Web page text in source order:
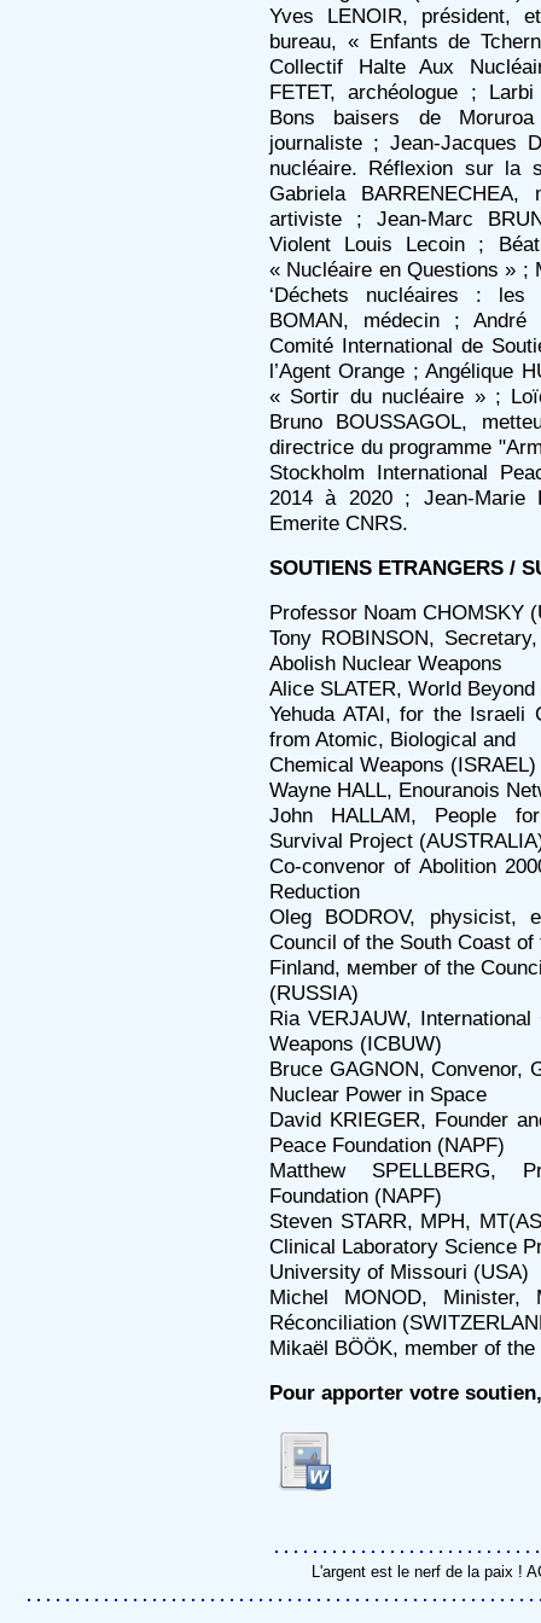
Yves LENOIR, président,
bureau, « Enfants de
Collectif Halte Aux
FETET, archéologue ;
Bons baisers de
journaliste ; Jean-Jacques
nucléaire. Réflexion sur la
Gabriela
artiviste ; Jean-Marc
Violent Louis Lecoin ;
« Nucléaire en Questions » ;
‘Déchets nucléaires : les
BOMAN, médecin ; André
Comité International de
l’Agent Orange ; Angélique
« Sortir du nucléaire » ;
Bruno BOUSSAGOL,
directrice du programme
Stockholm International
2014 à 2020 ; Jean-Marie
Emerite CNRS.
SOUTIENS ETRANGERS /
Professor Noam CHOMSKY
Tony ROBINSON,
Abolish Nuclear Weapons
Alice SLATER, World
Yehuda ATAI, for the Israeli
from Atomic, Biological and
Chemical Weapons (ISRAEL)
Wayne HALL, Enouranois
John HALLAM, People
Survival Project
Co-convenor of Abolition
Reduction
Oleg BODROV, physicist,
Council of the South Coast of
Finland, мember of the
(RUSSIA)
Ria VERJAUW,
Weapons (ICBUW)
Bruce GAGNON, Convenor,
Nuclear Power in Space
David KRIEGER, Founder
Peace Foundation (NAPF)
Matthew SPELLBERG,
Foundation (NAPF)
Steven STARR, MPH,
Clinical Laboratory Science
University of Missouri (USA)
Michel MONOD, Minister,
Réconciliation
Mikaël BÖÖK, member of
Pour apporter votre
L'argent est le nerf de la paix !